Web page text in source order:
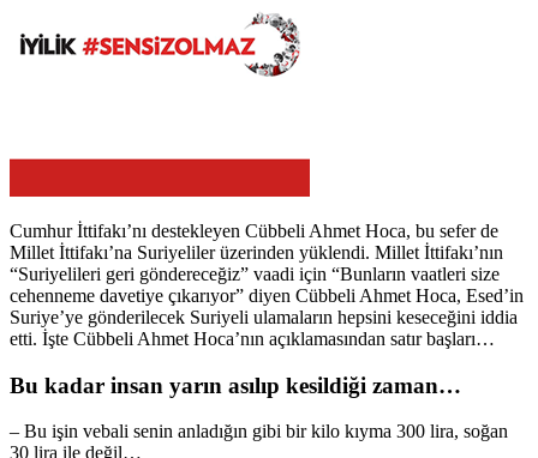
Cumhur İttifakı’nı destekleyen Cübbeli Ahmet Hoca, bu sefer de
Millet İttifakı’na Suriyeliler üzerinden yüklendi. Millet İttifakı’nın
“Suriyelileri geri göndereceğiz” vaadi için “Bunların vaatleri size
cehenneme davetiye çıkarıyor” diyen Cübbeli Ahmet Hoca, Esed’in
Suriye’ye gönderilecek Suriyeli ulamaların hepsini keseceğini iddia
etti. İşte Cübbeli Ahmet Hoca’nın açıklamasından satır başları…
Bu kadar insan yarın asılıp kesildiği zaman…
– Bu işin vebali senin anladığın gibi bir kilo kıyma 300 lira, soğan
30 lira ile değil…